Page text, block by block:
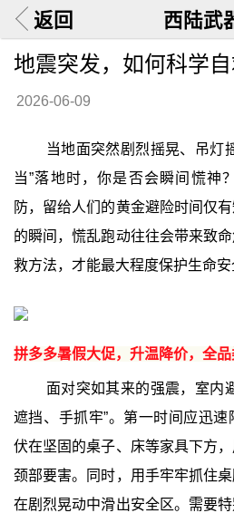
返回 西陆武
地震突发，如何科学自
2026-06-09
当地面突然剧烈摇晃、吊灯
当”落地时，你是否会瞬间慌神
防，留给人们的黄金避险时间仅
的瞬间，慌乱跑动往往会带来致
救方法，才能最大程度保护生命安
拼多多暑假大促，升温降价，全
面对突如其来的强震，室内
遮挡、手抓牢”。第一时间应迅
伏在坚固的桌子、床等家具下方
颈部要害。同时，用手牢牢抓住
在剧烈晃动中滑出安全区。需要